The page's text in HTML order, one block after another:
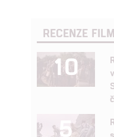
RECENZE
10
5